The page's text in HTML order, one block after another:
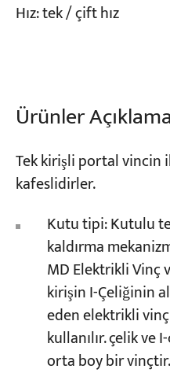
Bloglar
Haberler
Uygulamalar
Bize Ulaşın
Hız: tek / çift hız
Ürünler Açıklama
Tek kirişli portal vincin
kafeslidirler.
Kutu tipi: Kutulu
kaldırma
MD Elektrikli Vinç
kirişin I-Çeliğinin
eden elektrikli
kullanılır. çelik ve
orta boy bir vinçtir.